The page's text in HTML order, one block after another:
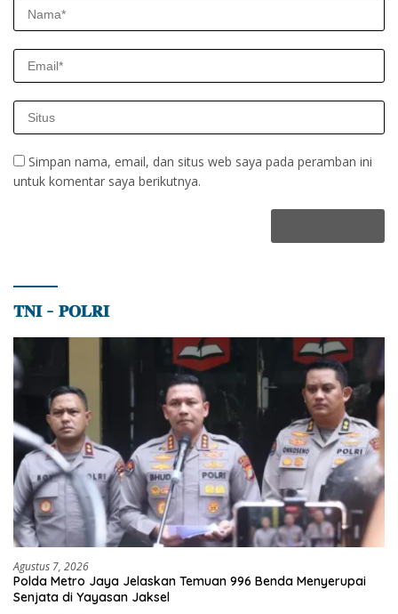
Simpan nama, email, dan situs web saya pada peramban ini
untuk komentar saya berikutnya.
𝐓𝐍𝐈 – 𝐏𝐎𝐋𝐑𝐈
Agustus 7, 2026
Polda Metro Jaya Jelaskan Temuan 996 Benda Menyerupai
Senjata di Yayasan Jaksel